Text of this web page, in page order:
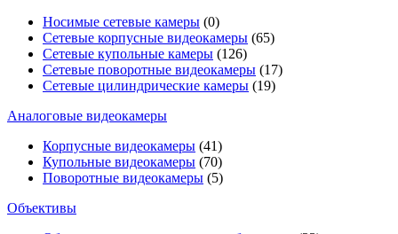
Носимые сетевые камеры (0)
Сетевые корпусные видеокамеры (65)
Сетевые купольные камеры (126)
Сетевые поворотные видеокамеры (17)
Сетевые цилиндрические камеры (19)
Аналоговые видеокамеры
Корпусные видеокамеры (41)
Купольные видеокамеры (70)
Поворотные видеокамеры (5)
Объективы